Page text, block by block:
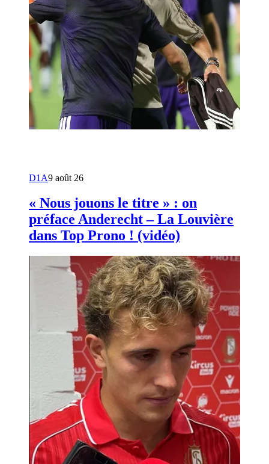
D1A9 août 26
« Nous jouons le titre » : on
préface Anderecht – La Louvière
dans Top Prono ! (vidéo)